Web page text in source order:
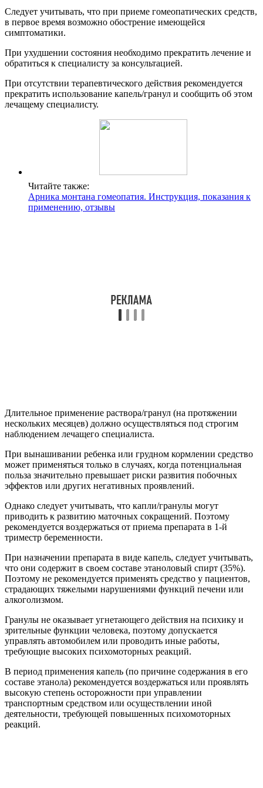
Следует учитывать, что при приеме гомеопатических средств,
в первое время возможно обострение имеющейся
симптоматики.
При ухудшении состояния необходимо прекратить лечение и
обратиться к специалисту за консультацией.
При отсутствии терапевтического действия рекомендуется
прекратить использование капель/гранул и сообщить об этом
лечащему специалисту.
Читайте также:
Арника монтана гомеопатия. Инструкция, показания к
применению, отзывы
Длительное применение раствора/гранул (на протяжении
нескольких месяцев) должно осуществляться под строгим
наблюдением лечащего специалиста.
При вынашивании ребенка или грудном кормлении средство
может применяться только в случаях, когда потенциальная
польза значительно превышает риски развития побочных
эффектов или других негативных проявлений.
Однако следует учитывать, что капли/гранулы могут
приводить к развитию маточных сокращений. Поэтому
рекомендуется воздержаться от приема препарата в 1-й
триместр беременности.
При назначении препарата в виде капель, следует учитывать,
что они содержит в своем составе этаноловый спирт (35%).
Поэтому не рекомендуется применять средство у пациентов,
страдающих тяжелыми нарушениями функций печени или
алкоголизмом.
Гранулы не оказывает угнетающего действия на психику и
зрительные функции человека, поэтому допускается
управлять автомобилем или проводить иные работы,
требующие высоких психомоторных реакций.
В период применения капель (по причине содержания в его
составе этанола) рекомендуется воздержаться или проявлять
высокую степень осторожности при управлении
транспортным средством или осуществлении иной
деятельности, требующей повышенных психомоторных
реакций.